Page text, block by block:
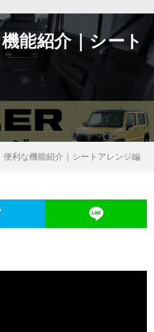
能紹介｜シート
便利な機能紹介｜シートアレンジ編